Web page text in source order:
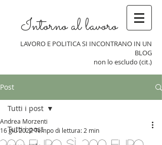
Intorno al lavoro
LAVORO E POLITICA SI INCONTRANO IN UN
BLOG
non lo escludo (cit.)
Post
Tutti i post
Tutti i post
Andrea Morzenti
16 giu 2022Tempo di lettura: 2 min